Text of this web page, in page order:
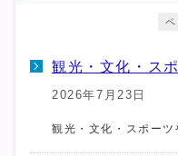
観光・文化・ス
2026年7月23日
観光・文化・スポー